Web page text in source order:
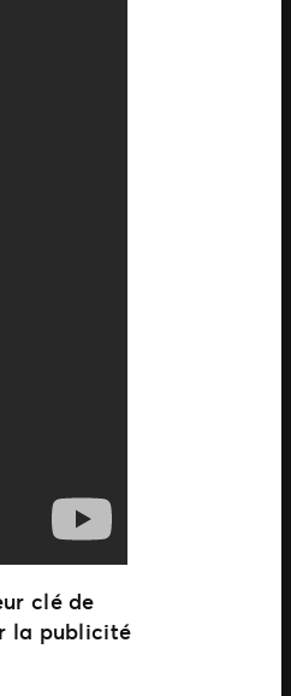
clé de
la publicité